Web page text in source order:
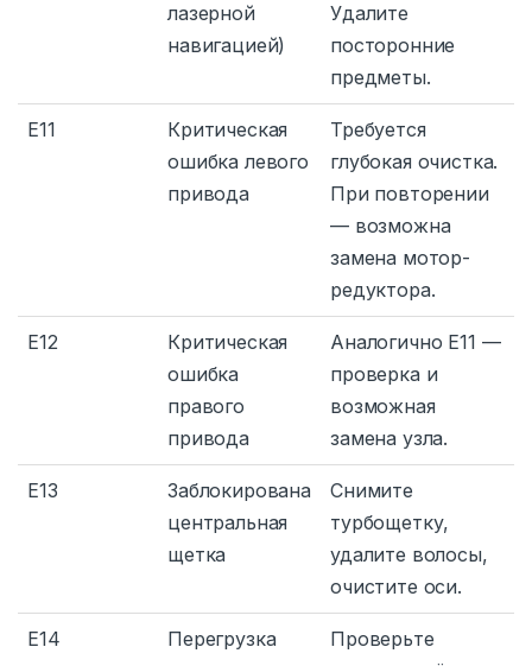
лазерной
навигацией)
Удалите
посторонние
предметы.
E11
Критическая
ошибка левого
привода
Требуется
глубокая очистка.
При повторении
— возможна
замена мотор-
редуктора.
E12
Критическая
ошибка
правого
привода
Аналогично E11 —
проверка и
возможная
замена узла.
E13
Заблокирована
центральная
щетка
Снимите
турбощетку,
удалите волосы,
очистите оси.
E14
Перегрузка
Проверьте